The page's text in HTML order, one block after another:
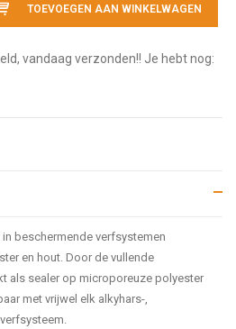
TOEVOEGEN AAN WINKELWAGEN
vandaag verzonden!! Je hebt nog:
beschermende verfsystemen
en hout. Door de vullende
als sealer op microporeuze polyester
met vrijwel elk alkyhars-,